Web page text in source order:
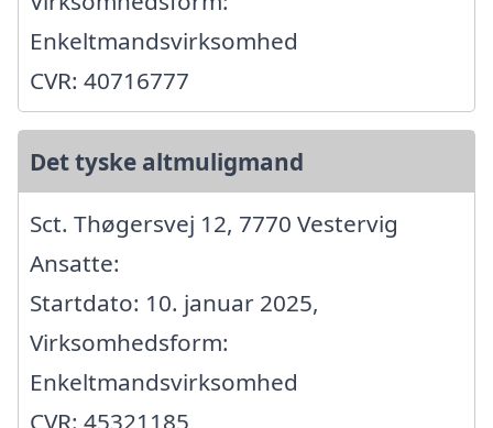
Enkeltmandsvirksomhed
CVR: 40716777
Det tyske altmuligmand
Sct. Thøgersvej 12, 7770 Vestervig
Ansatte:
Startdato: 10. januar 2025,
Virksomhedsform:
Enkeltmandsvirksomhed
CVR: 45321185